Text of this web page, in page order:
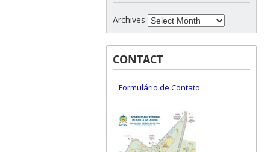
Archives
CONTACT
Formulário de Contato